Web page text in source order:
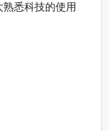
悉科技的使用